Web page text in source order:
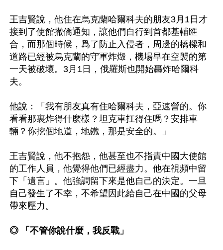
王吉賢說，他住在烏克蘭哈爾科夫的朋友3月1日才
接到了使館撤僑通知，讓他們自行到首都基輔匯
合，而那個時候，爲了防止入侵者，周邊的橋樑和
道路已經被烏克蘭的守軍炸燬，機場早在空襲的第
一天被破壞。3月1日，俄羅斯也開始轟炸哈爾科
夫。
他說：「我有朋友真有住哈爾科夫，亞速營的。你
看看那裏炸得什麼樣？坦克車扛得住嗎？安排車
輛？你挖個地道，地鐵，那是安全的。」
王吉賢說，他不抱怨，他甚至也不指責中國大使館
的工作人員，他覺得他們已經盡力。他在視頻中留
下「遺言」。他強調留下來是他自己的決定。一旦
自己發生了不幸，不希望因此給自己在中國的父母
帶來壓力。
◎ 「不管你說什麼，我反戰」